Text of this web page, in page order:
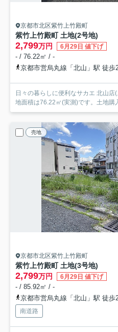
京都市北区紫竹上竹殿町
紫竹上竹殿町 土地(2号地)
2,799万円 6月29日 値下げ
- / 76.22㎡ / -
京都市営烏丸線「北山」駅 徒歩
日々の暮らしに便利なサカエ 北山
地面積は76.22㎡(実測)です。土地購
売地
京都市北区紫竹上竹殿町
紫竹上竹殿町 土地(3号地)
2,799万円 6月29日 値下げ
- / 85.92㎡ / -
京都市営烏丸線「北山」駅 徒歩
南道路